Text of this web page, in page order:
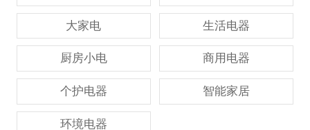
大家电 生活电器
厨房小电 商用电器
个护电器 智能家居
环境电器